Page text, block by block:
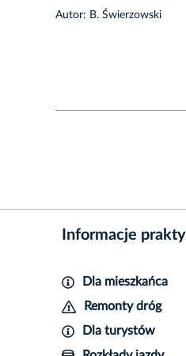
Autor: B. Świerzowski
Informacje
Dla mieszkańca
Remonty dróg
Dla turystów